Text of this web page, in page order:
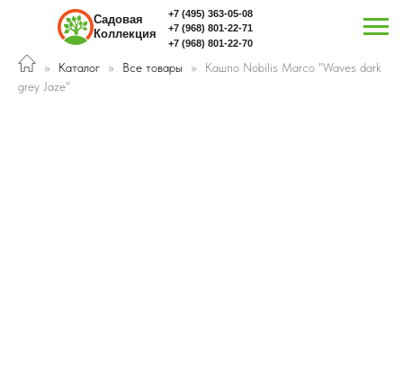
+7 (495) 363-05-08
+7 (968) 801-22-71
Садовая
Коллекция
+7 (968) 801-22-70
Каталог Все товары
Кашпо Nobilis Marco "Waves dark
grey Jaze"